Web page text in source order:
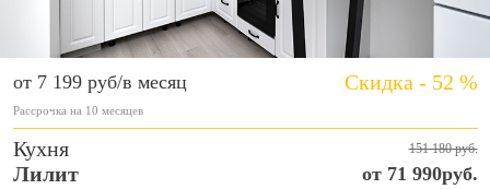
от 7 199 руб/в месяц Скидка - 52 %
Рассрочка на 10 месяцев
Кухня 151 180 руб.
Лилит от 71 990руб.